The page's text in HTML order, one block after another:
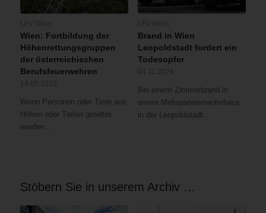
Wien: Fortbildung der
Höhenrettungsgruppen
der österreichischen
Berufsfeuerwehren
Wenn Personen oder Tiere aus
Höhen oder Tiefen gerettet
werden…
Brand in Wien
Leopoldstadt fordert ein
Todesopfer
Bei einem Zimmerbrand in
einem Mehrparteienwohnhaus
in der Leopoldstadt…
Stöbern Sie in unserem Archiv …